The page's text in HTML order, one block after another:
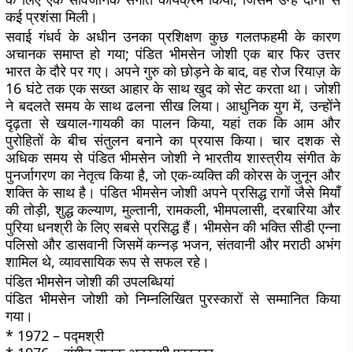
कई प्रशंसा मिली।
सवाई गंधर्व के अधीन उनका प्रशिक्षण कुछ गलतफहमी के कारण
अचानक समाप्त हो गया; पंडित भीमसेन जोशी एक बार फिर उत्तर
भारत के दौरे पर गए। अपने गुरु को छोड़ने के बाद, वह रोज रियाज़ के
16 घंटे तक एक सख्त आहार के साथ खुद को सेट करता था। जोशी
ने बदलते समय के साथ ढलना सीख लिया। आधुनिक युग में, उन्होंने
दृढ़ता से खयाल-गायकी का पालन किया, यहां तक ​​कि आम और
पुरोहितों के बीच संतुलन बनाने का प्रयास किया। चार दशक से
अधिक समय से पंडित भीमसेन जोशी ने भारतीय शास्त्रीय संगीत के
पुनर्जागरण का नेतृत्व किया है, जो एक-व्यक्ति की कोरस के जुनून और
शक्ति के साथ है। पंडित भीमसेन जोशी अपने प्रसिद्ध रागों जैसे मियाँ
की तोड़ी, शुद्ध कल्याण, मुल्तानी, रामकली, भीमपलासी, दरबारिया और
पुरिया धनश्री के लिए सबसे प्रसिद्ध हैं। भीमसेन की भक्ति सीडी एन्ना
पलिसो और डासवानी जिसमें कन्नड़ भजन, संतवानी और मराठी अभंग
शामिल थे, व्यावसायिक रूप से सफल रहे।
पंडित भीमसेन जोशी की उपलब्धियां
पंडित भीमसेन जोशी को निम्नलिखित पुरस्कारों से सम्मानित किया
गया।
* 1972 – पद्मश्री